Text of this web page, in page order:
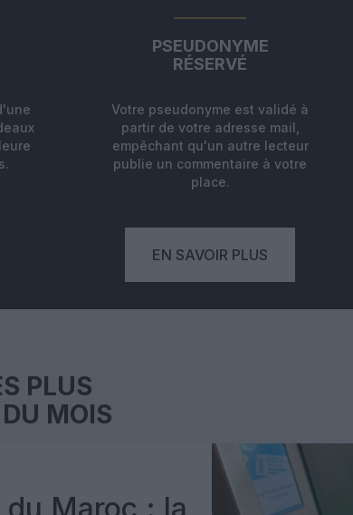
PSEUDONYME
RÉSERVÉ
Votre pseudonyme est validé à
partir de votre adresse mail,
empêchant qu'un autre lecteur
publie un commentaire à votre
place.
EN SAVOIR PLUS
PLUS
MOIS